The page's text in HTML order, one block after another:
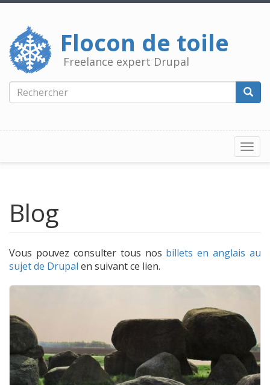
Aller
contenu
principal
Flocon de toile
Freelance expert Drupal
Rechercher
Blog
Vous pouvez consulter tous nos billets en anglais au
sujet de Drupal en suivant ce lien.